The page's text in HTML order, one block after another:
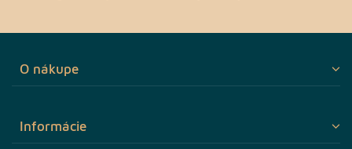
O nákupe
Informácie